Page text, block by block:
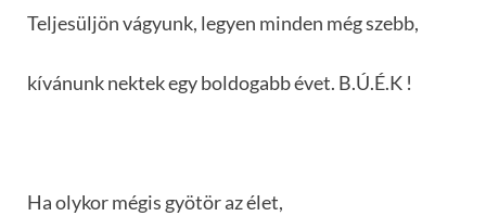
Teljesüljön vágyunk, legyen minden még szebb,
kívánunk nektek egy boldogabb évet. B.Ú.É.K !
Ha olykor mégis gyötör az élet,